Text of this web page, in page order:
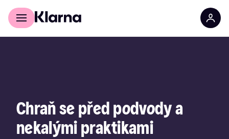
Pro zákazníky
Chraň se před podvody a
nekalými praktikami